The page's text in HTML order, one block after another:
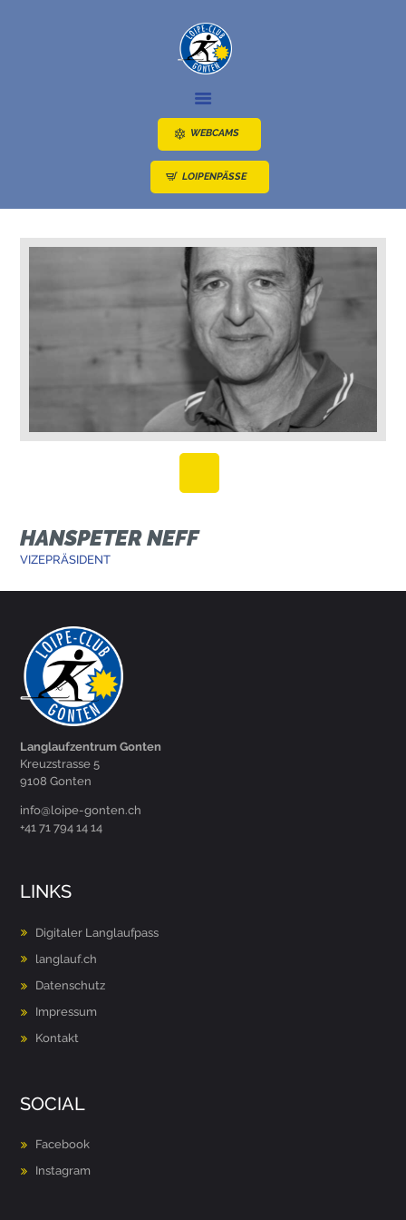
WEBCAMS
LOIPENPÄSSE
ANGEBOTE
ÜBER UNS
HANSPETER NEFF
VIZEPRÄSIDENT
Langlaufzentrum Gonten
Kreuzstrasse 5
9108 Gonten
hc.netnog-epiol@ofni
+41 71 794 14 14
LINKS
Digitaler Langlaufpass
langlauf.ch
Datenschutz
Impressum
Kontakt
SOCIAL
Facebook
Instagram